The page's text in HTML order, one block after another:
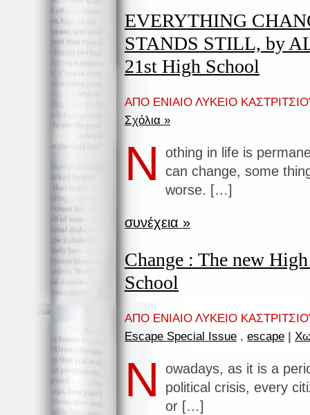
EVERYTHING
STANDS STILL, by
21st High School
ΑΠΟ ΕΝΙΑΙΟ ΛΥΚΕΙΟ
Σχόλια »
N
othing in life is
can change, some
worse. […]
συνέχεια »
Change : The new
School
ΑΠΟ ΕΝΙΑΙΟ ΛΥΚΕΙΟ
Escape Special Issue , escape |
N
owadays, as it is a
political crisis, every
or […]